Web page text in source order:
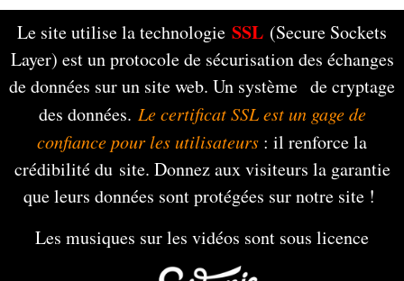
Le site utilise la technologie SSL (Secure Sockets
Layer) est un protocole de sécurisation des échanges
de données sur un site web. Un système de cryptage
des données. Le certificat SSL est un gage de
confiance pour les utilisateurs : il renforce la
crédibilité du site. Donnez aux visiteurs la garantie
que leurs données sont protégées sur notre site !
Les musiques sur les vidéos sont sous licence